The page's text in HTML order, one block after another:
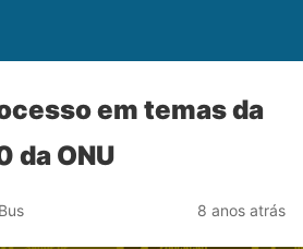
em temas da
da ONU
8 anos atrás